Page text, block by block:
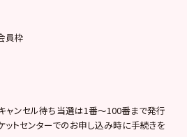
員枠
ャンセル待ち当選は1番～100番まで発行
ットセンターでのお申し込み時に手続きを